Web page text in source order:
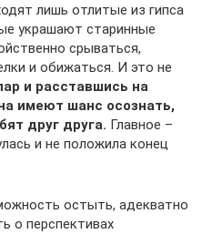
лишь отлитые из гипса
украшают старинные
срываться,
и обижаться. И это не
и расставшись на
имеют шанс осознать,
друг друга. Главное –
и не положила конец
остыть, адекватно
о перспективах